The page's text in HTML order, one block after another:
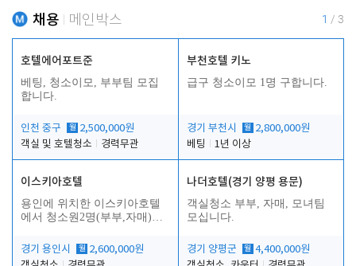
채용 메인박스 1 / 3
호텔에어포트준
베팅, 청소이모, 부부팀 모집
합니다.
인천 중구 월 2,500,000원
객실 및 호텔청소
경력무관
부천호텔 키노
급구 청소이모 1명 구합니다.
경기 부천시 월 2,800,000원
베팅
1년 이상
이스키아호텔
용인에 위치한 이스키아호텔
에서 청소원2명(부부,자매)을
경기 용인시
월 2,600,000원
나더호텔(경기 양평 용문)
객실청소 부부, 자매, 모녀팀
모십니다.
경기 양평군 월 4,400,000원